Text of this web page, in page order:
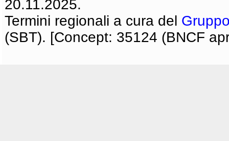
20.11.2025.
Termini regionali a cura del
(SBT). [Concept: 35124 (BNCF